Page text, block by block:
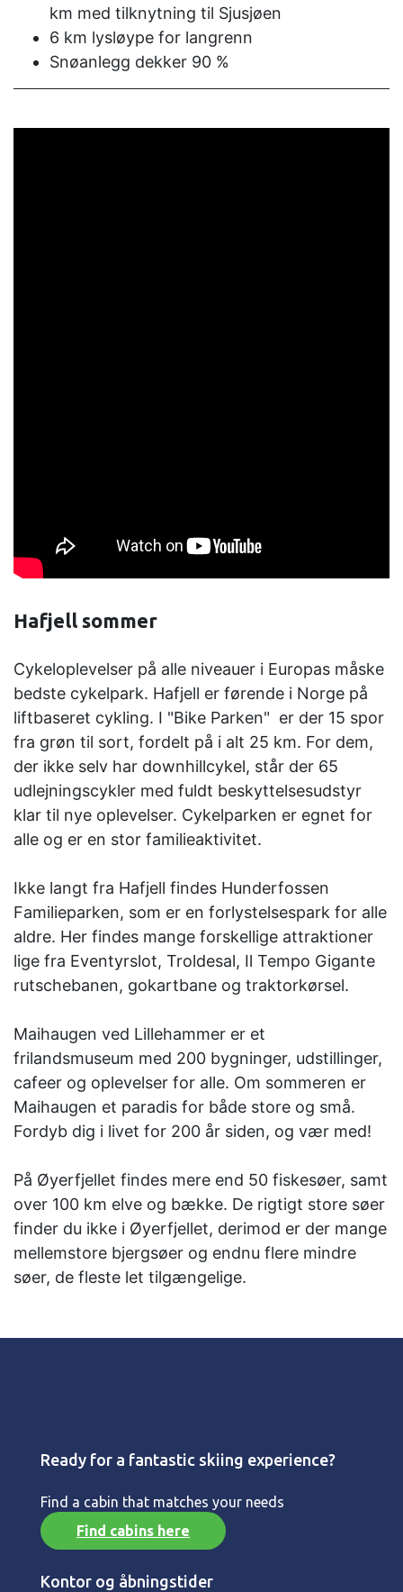
km med tilknytning til Sjusjøen
6 km lysløype for langrenn
Snøanlegg dekker 90 %
Hafjell sommer
Cykeloplevelser på alle niveauer i Europas måske
bedste cykelpark. Hafjell er førende i Norge på
liftbaseret cykling. I "Bike Parken" er der 15 spor
fra grøn til sort, fordelt på i alt 25 km. For dem,
der ikke selv har downhillcykel, står der 65
udlejningscykler med fuldt beskyttelsesudstyr
klar til nye oplevelser. Cykelparken er egnet for
alle og er en stor familieaktivitet.
Ikke langt fra Hafjell findes Hunderfossen
Familieparken, som er en forlystelsespark for alle
aldre. Her findes mange forskellige attraktioner
lige fra Eventyrslot, Troldesal, Il Tempo Gigante
rutschebanen, gokartbane og traktorkørsel.
Maihaugen ved Lillehammer er et
frilandsmuseum med 200 bygninger, udstillinger,
cafeer og oplevelser for alle. Om sommeren er
Maihaugen et paradis for både store og små.
Fordyb dig i livet for 200 år siden, og vær med!
På Øyerfjellet findes mere end 50 fiskesøer, samt
over 100 km elve og bække. De rigtigt store søer
finder du ikke i Øyerfjellet, derimod er der mange
mellemstore bjergsøer og endnu flere mindre
søer, de fleste let tilgængelige.
Ready for a fantastic skiing experience?
Find a cabin that matches your needs
Find cabins here
Kontor og åbningstider